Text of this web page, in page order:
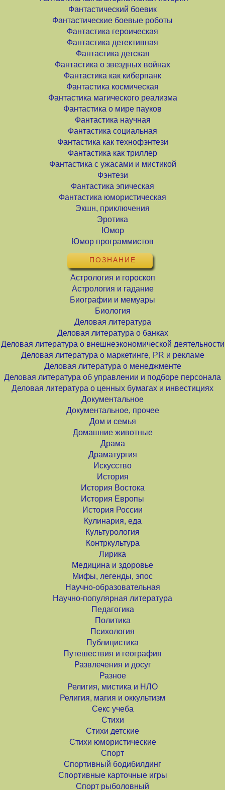
Фантастический боевик
Фантастические боевые роботы
Фантастика героическая
Фантастика детективная
Фантастика детская
Фантастика о звездных войнах
Фантастика как киберпанк
Фантастика космическая
Фантастика магического реализма
Фантастика о мире пауков
Фантастика научная
Фантастика социальная
Фантастика как технофэнтези
Фантастика как триллер
Фантастика с ужасами и мистикой
Фэнтези
Фантастика эпическая
Фантастика юмористическая
Экшн, приключения
Эротика
Юмор
Юмор программистов
ПОЗНАНИЕ
Астрология и гороскоп
Астрология и гадание
Биографии и мемуары
Биология
Деловая литература
Деловая литература о банках
Деловая литература о внешнеэкономической деятельности
Деловая литература о маркетинге, PR и рекламе
Деловая литература о менеджменте
Деловая литература об управлении и подборе персонала
Деловая литература о ценных бумагах и инвестициях
Документальное
Документальное, прочее
Дом и семья
Домашние животные
Драма
Драматургия
Искусство
История
История Востока
История Европы
История России
Кулинария, еда
Культурология
Контркультура
Лирика
Медицина и здоровье
Мифы, легенды, эпос
Научно-образовательная
Научно-популярная литература
Педагогика
Политика
Психология
Публицистика
Путешествия и география
Развлечения и досуг
Разное
Религия, мистика и НЛО
Религия, магия и оккультизм
Секс учеба
Стихи
Стихи детские
Стихи юмористические
Спорт
Спортивный бодибилдинг
Спортивные карточные игры
Спорт рыболовный